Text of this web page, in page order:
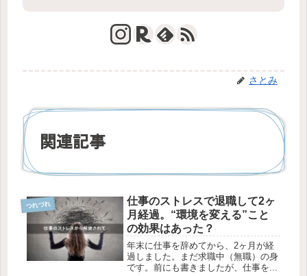
さとみ
関連記事
つれづれ
仕事のストレスで退職して2ヶ
月経過。“環境を変える”こと
の効果はあった？
年末に仕事を辞めてから、2ヶ月が経
過しました。まだ求職中（無職）の身
です。前にも書きましたが、仕事を...